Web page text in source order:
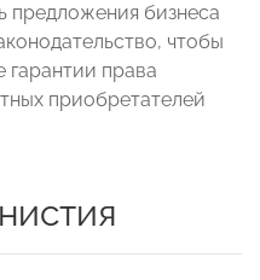
предложения бизнеса
чтобы
гарантии права
приобретателей